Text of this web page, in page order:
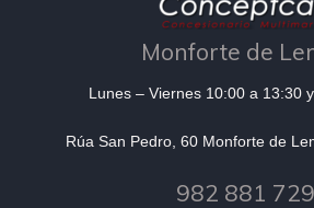
Monforte de
Lunes – Viernes 10:00 a 13:30
Rúa San Pedro, 60 Monforte de
982 881 729